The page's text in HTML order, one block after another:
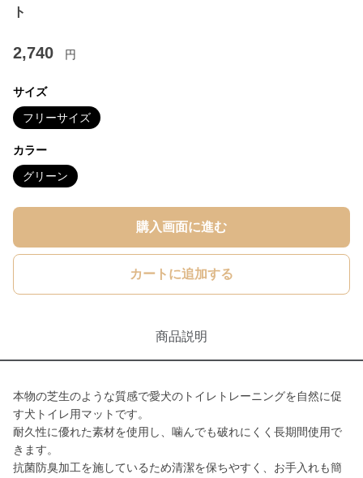
ト
2,740 円
サイズ
フリーサイズ
カラー
グリーン
購入画面に進む
カートに追加する
商品説明
本物の芝生のような質感で愛犬のトイレトレーニングを自然に促
す犬トイレ用マットです。
耐久性に優れた素材を使用し、噛んでも破れにくく長期間使用で
きます。
抗菌防臭加工を施しているため清潔を保ちやすく、お手入れも簡